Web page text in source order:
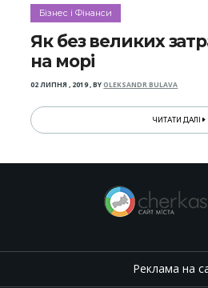
Бізнес і Фінанси
Як без великих
на морі
02 ЛИПНЯ , 2019,BYOLEKSANDR BULAVA
ЧИТАТИ ДАЛІ
Реклама на